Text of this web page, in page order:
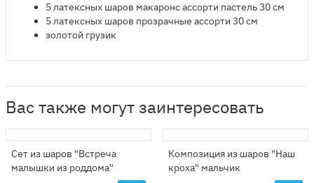
5 латексных шаров макаронс ассорти пастель 30 см
5 латексных шаров прозрачные ассорти 30 см
золотой грузик
Вас также могут заинтересовать
Сет из шаров "Встреча
малышки из роддома"
Композиция из шаров "Наш
кроха" мальчик